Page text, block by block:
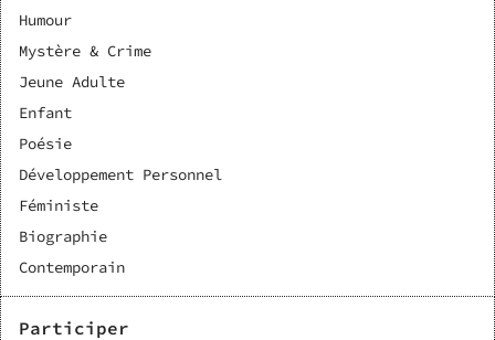
Humour
Mystère & Crime
Jeune Adulte
Enfant
Poésie
Développement Personnel
Féministe
Biographie
Contemporain
Participer